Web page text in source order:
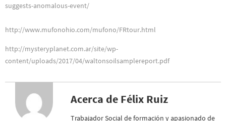
suggests-anomalous-event/
http://www.mufonohio.com/mufono/FRtour.html
http://mysteryplanet.com.ar/site/wp-
content/uploads/2017/04/waltonsoilsamplereport.pdf
Acerca de Félix Ruiz
Trabajador Social de formación y apasionado de